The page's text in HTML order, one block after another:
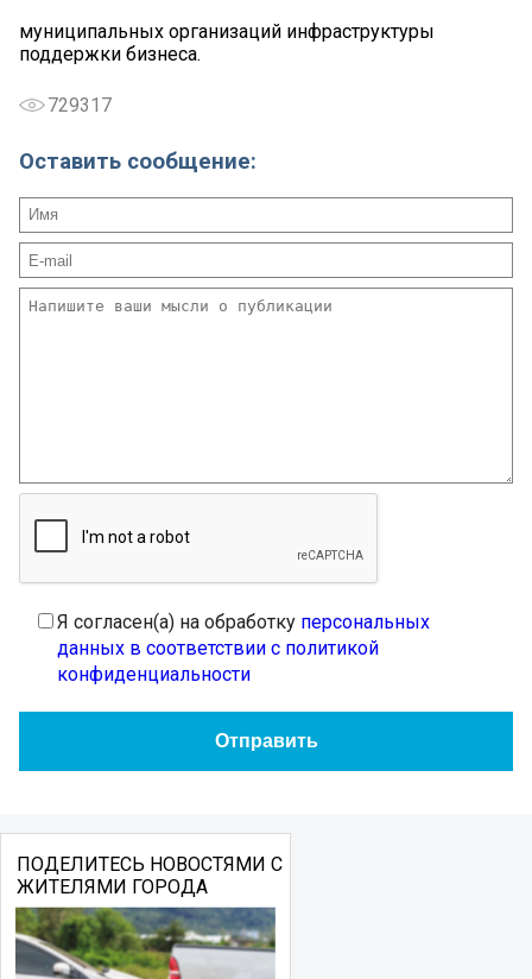
муниципальных организаций инфраструктуры
поддержки бизнеса.
729317
Оставить сообщение:
Я согласен(а) на обработку персональных
данных в соответствии с политикой
конфиденциальности
ПОДЕЛИТЕСЬ НОВОСТЯМИ С
ЖИТЕЛЯМИ ГОРОДА